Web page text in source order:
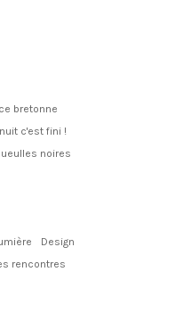
bretonne
c'est fini !
noires
Design
rencontres